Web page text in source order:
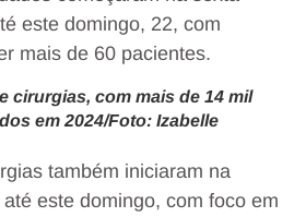
este domingo, 22, com
mais de 60 pacientes.
cirurgias, com mais de 14 mil
em 2024/Foto: Izabelle
também iniciaram na
este domingo, com foco em